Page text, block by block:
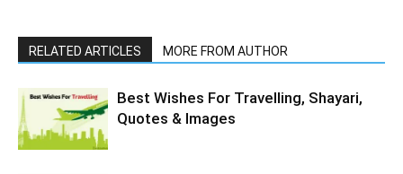
RELATED ARTICLES MORE FROM AUTHOR
Best Wishes For Travelling, Shayari,
Quotes & Images